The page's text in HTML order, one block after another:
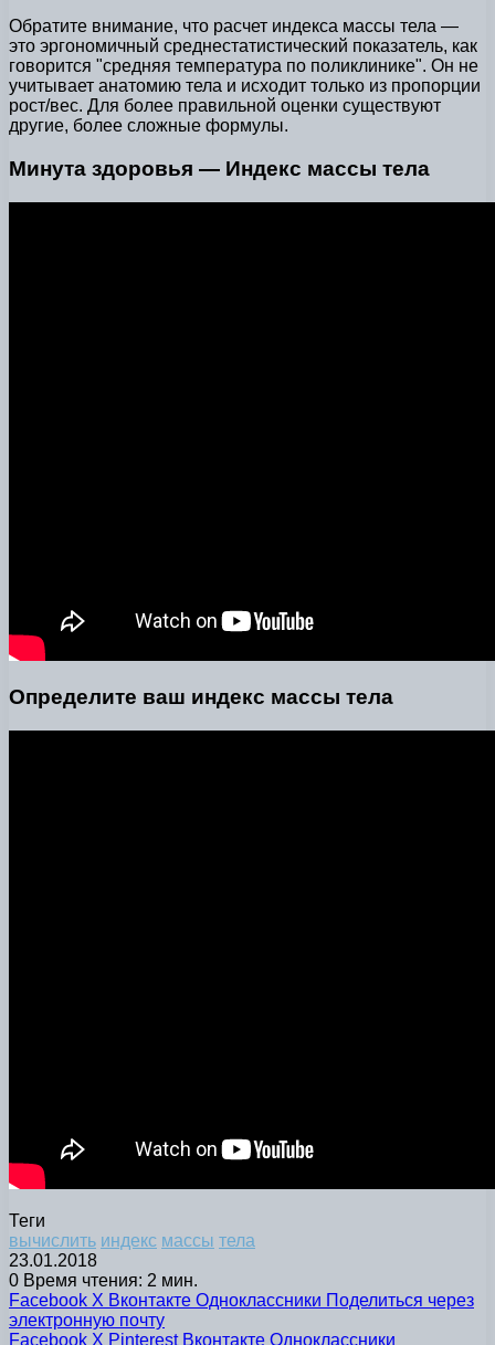
Обратите внимание, что расчет индекса массы тела —
это эргономичный среднестатистический показатель, как
говорится "средняя температура по поликлинике". Он не
учитывает анатомию тела и исходит только из пропорции
рост/вес. Для более правильной оценки существуют
другие, более сложные формулы.
Минута здоровья — Индекс массы тела
Определите ваш индекс массы тела
Теги
вычислить индекс массы тела
23.01.2018
0 Время чтения: 2 мин.
Facebook X Вконтакте Одноклассники Поделиться через
электронную почту
Facebook X Pinterest Вконтакте Одноклассники